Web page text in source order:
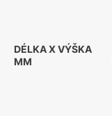
DÉLKA X VÝŠKA
MM